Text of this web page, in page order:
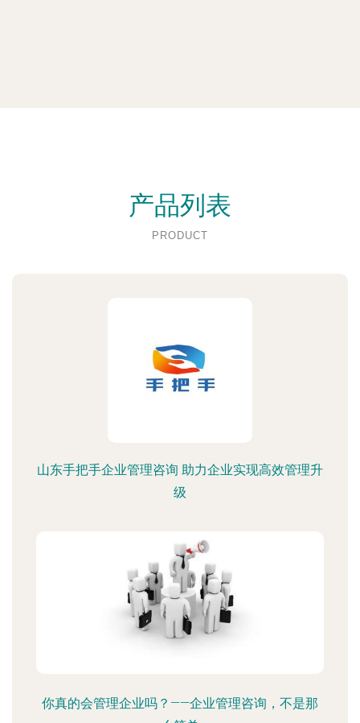
产品列表
PRODUCT
山东手把手企业管理咨询 助力企业实现高效管理升
级
你真的会管理企业吗？——企业管理咨询，不是那